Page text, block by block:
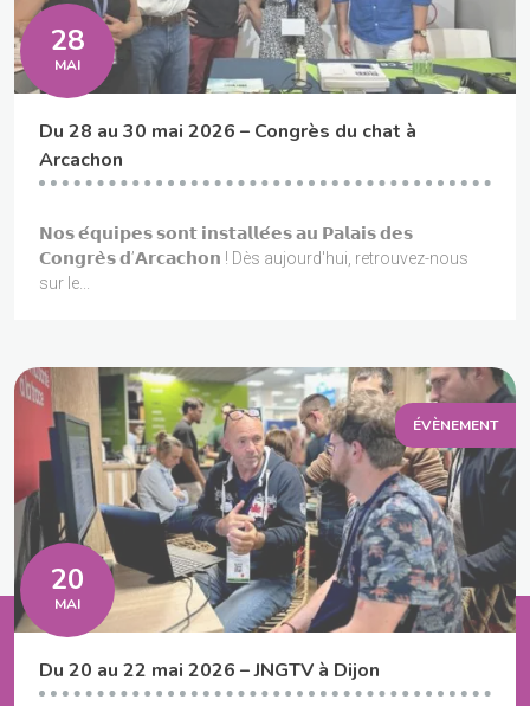
28
MAI
Du 28 au 30 mai 2026 – Congrès du chat à
Arcachon
𝗡𝗼𝘀 𝗲́𝗾𝘂𝗶𝗽𝗲𝘀 𝘀𝗼𝗻𝘁 𝗶𝗻𝘀𝘁𝗮𝗹𝗹𝗲́𝗲𝘀 𝗮𝘂 𝗣𝗮𝗹𝗮𝗶𝘀 𝗱𝗲𝘀
𝗖𝗼𝗻𝗴𝗿𝗲̀𝘀 𝗱’𝗔𝗿𝗰𝗮𝗰𝗵𝗼𝗻 ! Dès aujourd'hui, retrouvez-nous
sur le...
ÉVÈNEMENT
20
MAI
Du 20 au 22 mai 2026 – JNGTV à Dijon